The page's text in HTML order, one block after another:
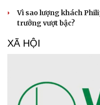
Vì sao lượng khách
trưởng vượt bậc?
XÃ HỘI